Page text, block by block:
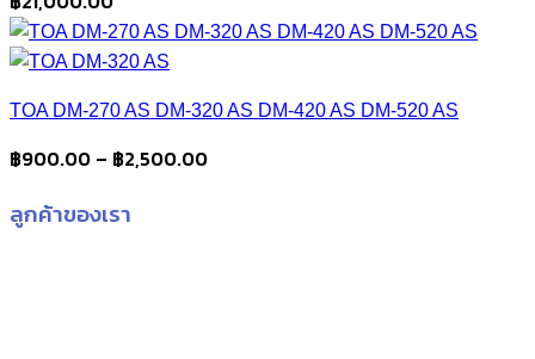
TOA DM-270 AS DM-320 AS DM-420 AS DM-520 AS
฿900.00 – ฿2,500.00Price
ลูกค้าของเรา